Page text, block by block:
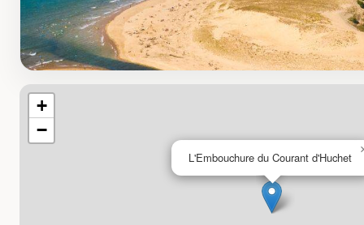
L'Embouchure du Courant d'Huchet
+
−